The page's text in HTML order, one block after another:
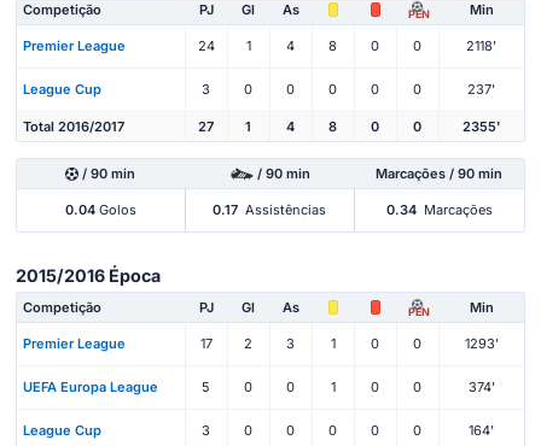
Competição PJ Gl As PEN Min
Premier League 24 1 4 8 0 0 2118'
League Cup 3 0 0 0 0 0 237'
Total 2016/2017 27 1 4 8 0 0 2355'
/ 90 min / 90 min Marcações / 90 min
0.04Golos 0.17 Assistências 0.34 Marcações
2015/2016 Época
Competição PJ Gl As PEN Min
Premier League 17 2 3 1 0 0 1293'
UEFA Europa League 5 0 0 1 0 0 374'
League Cup 3 0 0 0 0 0 164'